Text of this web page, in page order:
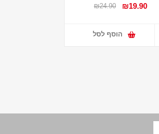
₪19.90
₪24.90
הוסף לסל